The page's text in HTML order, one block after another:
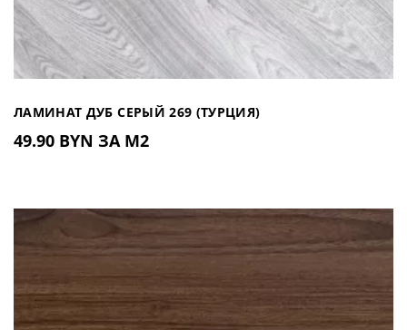
ЛАМИНАТ ДУБ СЕРЫЙ 269 (ТУРЦИЯ)
49.90 BYN ЗА М2